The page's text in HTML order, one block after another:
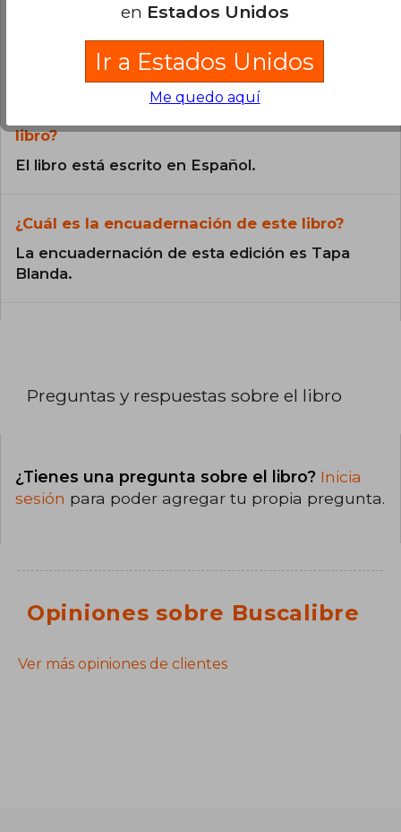
¿El libro es original?
Todos los libros de nuestro
catálogo son Originales.
libro?
El libro está escrito en Español.
¿Cuál es la encuadernación de este libro?
La encuadernación de esta edición es Tapa
Blanda.
Preguntas y respuestas sobre el libro
¿Tienes una pregunta sobre el libro? Inicia
sesión para poder agregar tu propia pregunta.
Opiniones sobre Buscalibre
Ver más opiniones de clientes
en Estados Unidos
Ir a Estados Unidos
Me quedo aquí